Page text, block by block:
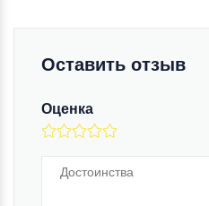
Оставить отзыв
Оценка